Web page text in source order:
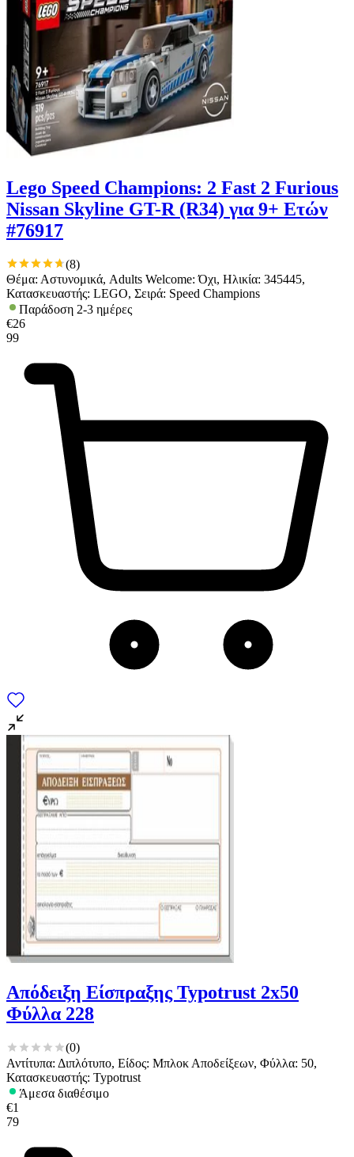
Lego Speed Champions: 2 Fast 2 Furious
Nissan Skyline GT-R (R34) για 9+ Ετών
#76917
(8)
Θέμα: Αστυνομικά, Adults Welcome: Όχι, Ηλικία: 345445,
Κατασκευαστής: LEGO, Σειρά: Speed Champions
Παράδοση 2-3 ημέρες
€26
99
Απόδειξη Είσπραξης Typotrust 2x50
Φύλλα 228
(0)
Αντίτυπα: Διπλότυπο, Είδος: Μπλοκ Αποδείξεων, Φύλλα: 50,
Κατασκευαστής: Typotrust
Άμεσα διαθέσιμο
€1
79